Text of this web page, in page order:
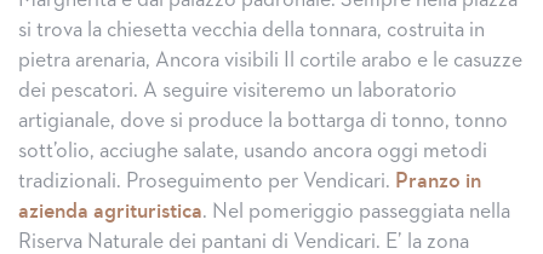
si trova la chiesetta vecchia della tonnara, costruita in
pietra arenaria, Ancora visibili Il cortile arabo e le casuzze
dei pescatori. A seguire visiteremo un laboratorio
artigianale, dove si produce la bottarga di tonno, tonno
sott’olio, acciughe salate, usando ancora oggi metodi
tradizionali. Proseguimento per Vendicari. Pranzo in
azienda agrituristica. Nel pomeriggio passeggiata nella
Riserva Naturale dei pantani di Vendicari. E’ la zona